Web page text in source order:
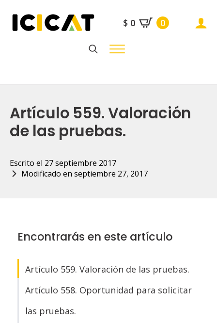
$ 0 0
Artículo 559. Valoración
de las pruebas.
Escrito el 27 septiembre 2017
Modificado en septiembre 27, 2017
Encontrarás en este artículo
Artículo 559. Valoración de las pruebas.
Artículo 558. Oportunidad para solicitar
las pruebas.